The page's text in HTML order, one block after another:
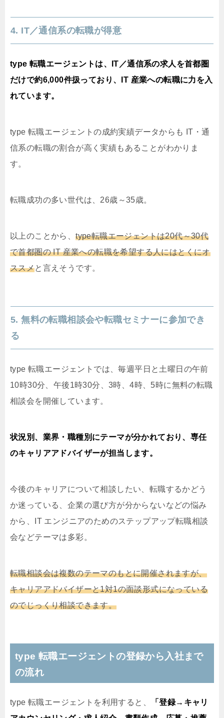
4. IT／通信系の転職が得意
type 転職エージェントは、IT／通信系の求人を首都圏
だけで約6,000件扱っており、IT 産業への転職に力を入
れています。
type 転職エージェントの成約実績データからも IT・通
信系の転職の割合が高く実績もあることがわかりま
す。
転職成功の多い世代は、26歳～35歳。
以上のことから、type転職エージェントは20代～30代
で首都圏の IT 産業への転職を希望する人にはとくにオ
ススメと言えそうです。
5. 無料の転職相談会や転職セミナーに参加でき
る
type 転職エージェントでは、毎週平日と土曜日の午前
10時30分、午後1時30分、3時、4時、5時に無料の転職
相談会を開催しています。
状況別、業界・職種別にテーマが分かれており、専任
のキャリアアドバイザーが担当します。
今後のキャリアについて相談したい、転職するかどう
か迷っている、企業の選び方が分からないなどの悩み
から、IT エンジニアのためのステップアップ転職相談
会などテーマは多彩。
転職相談会は複数のテーマのもとに開催されますが、
キャリアアドバイザーと1対1の面談形式になっている
のでじっくり相談できます。
type 転職エージェントの登録から入社まで
の流れ
type 転職エージェントを利用すると、
「登録→キャリ